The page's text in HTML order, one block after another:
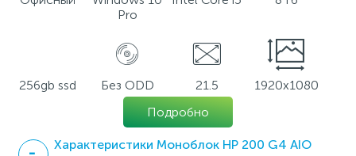
Pro
256gb ssd Без ODD 21.5
1920x1080
Подробно
Характеристики Моноблок HP 200 G4 AIO